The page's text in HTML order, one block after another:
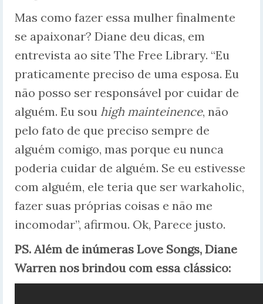
Mas como fazer essa mulher finalmente
se apaixonar? Diane deu dicas, em
entrevista ao site The Free Library. “Eu
praticamente preciso de uma esposa. Eu
não posso ser responsável por cuidar de
alguém. Eu sou high mainteinence, não
pelo fato de que preciso sempre de
alguém comigo, mas porque eu nunca
poderia cuidar de alguém. Se eu estivesse
com alguém, ele teria que ser warkaholic,
fazer suas próprias coisas e não me
incomodar”, afirmou. Ok, Parece justo.
PS. Além de inúmeras Love Songs, Diane
Warren nos brindou com essa clássico: